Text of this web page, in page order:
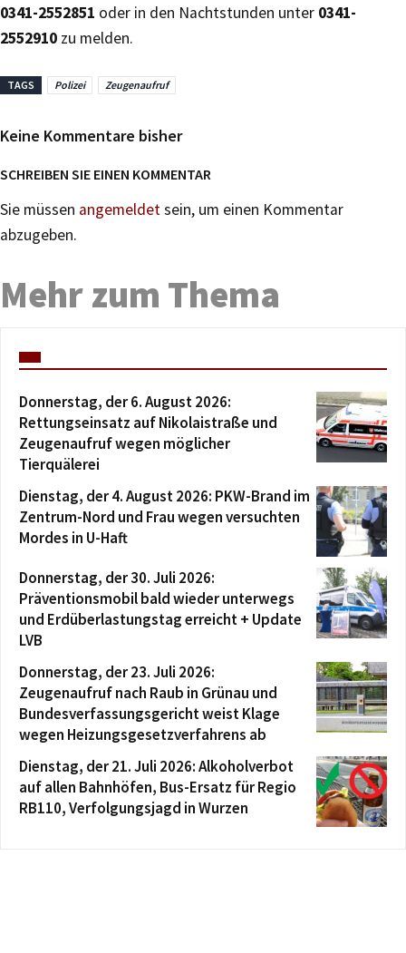
0341-2552851 oder in den Nachtstunden unter 0341-
2552910 zu melden.
TAGS Polizei Zeugenaufruf
Keine Kommentare bisher
SCHREIBEN SIE EINEN KOMMENTAR
Sie müssen angemeldetsein, um einen Kommentar
abzugeben.
Mehr zum Thema
Donnerstag, der 6. August 2026:
Rettungseinsatz auf Nikolaistraße und
Zeugenaufruf wegen möglicher
Tierquälerei
Dienstag, der 4. August 2026: PKW-Brand im
Zentrum-Nord und Frau wegen versuchten
Mordes in U-Haft
Donnerstag, der 30. Juli 2026:
Präventionsmobil bald wieder unterwegs
und Erdüberlastungstag erreicht + Update
LVB
Donnerstag, der 23. Juli 2026:
Zeugenaufruf nach Raub in Grünau und
Bundesverfassungsgericht weist Klage
wegen Heizungsgesetzverfahrens ab
Dienstag, der 21. Juli 2026: Alkoholverbot
auf allen Bahnhöfen, Bus-Ersatz für Regio
RB110, Verfolgungsjagd in Wurzen